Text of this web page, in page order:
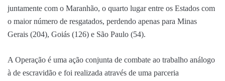
juntamente com o Maranhão, o quarto lugar entre os Estados com
o maior número de resgatados, perdendo apenas para Minas
Gerais (204), Goiás (126) e São Paulo (54).
A Operação é uma ação conjunta de combate ao trabalho análogo
à de escravidão e foi realizada através de uma parceria